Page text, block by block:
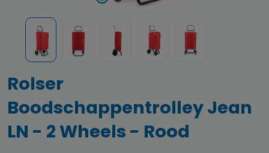
Rolser
Boodschappentrolley Jean
LN - 2 Wheels - Rood